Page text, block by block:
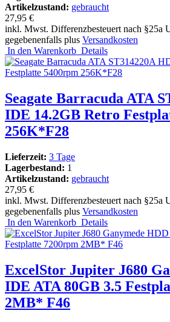
Artikelzustand: gebraucht
27,95 €
inkl. Mwst. Differenzbesteuert nach §25a
gegebenenfalls plus Versandkosten
In den Warenkorb Details
Seagate Barracuda ATA
IDE 14.2GB Retro
256K*F28
Lieferzeit: 3 Tage
Lagerbestand: 1
Artikelzustand: gebraucht
27,95 €
inkl. Mwst. Differenzbesteuert nach §25a
gegebenenfalls plus Versandkosten
In den Warenkorb Details
ExcelStor Jupiter J680
IDE ATA 80GB 3.5
2MB* F46